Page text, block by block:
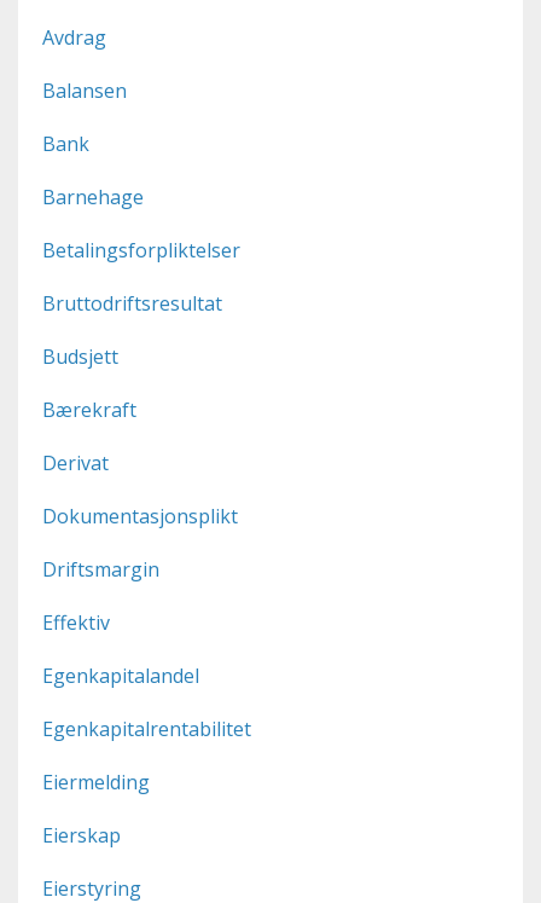
Avdrag
Balansen
Bank
Barnehage
Betalingsforpliktelser
Bruttodriftsresultat
Budsjett
Bærekraft
Derivat
Dokumentasjonsplikt
Driftsmargin
Effektiv
Egenkapitalandel
Egenkapitalrentabilitet
Eiermelding
Eierskap
Eierstyring